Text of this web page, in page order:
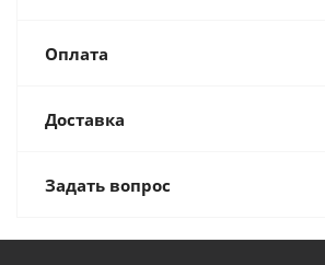
Оплата
Доставка
Задать вопрос